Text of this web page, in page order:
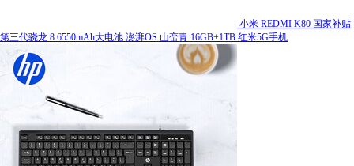
小米 REDMI K80 国家补贴
第三代骁龙 8 6550mAh大电池 澎湃OS 山峦青 16GB+1TB 红米5G手机